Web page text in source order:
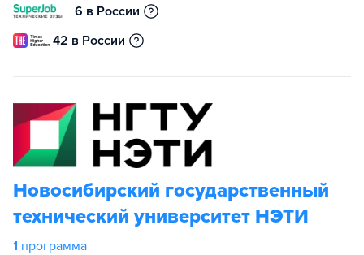
6 в России
42 в России
Новосибирский государственный
технический университет НЭТИ
1 программа